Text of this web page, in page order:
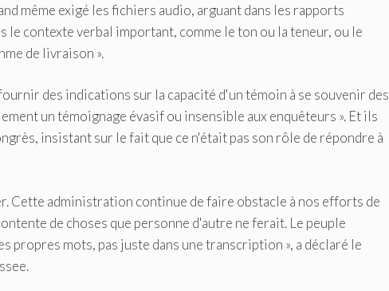
même exigé les fichiers audio, arguant dans les rapports
le contexte verbal important, comme le ton ou la teneur, ou le
de livraison ».
des indications sur la capacité d'un témoin à se souvenir des
un témoignage évasif ou insensible aux enquêteurs ». Et ils
insistant sur le fait que ce n'était pas son rôle de répondre à
Cette administration continue de faire obstacle à nos efforts de
de choses que personne d'autre ne ferait. Le peuple
propres mots, pas juste dans une transcription », a déclaré le